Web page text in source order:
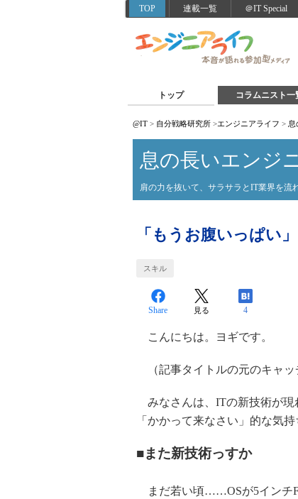
TOP 連載一覧 ＠IT Special
トップ コラムニスト一
@IT > 自分戦略研究所 >エンジニアライフ > 息
息の長いエンジ
肩の力を抜いて、サラサラとIT業界を流
「もうお腹いっぱい
スキル
Share 見る 4
こんにちは。ヨギです。
（記事タイトルの元のキャ
みなさんは、ITの新技術が現
「かかって来なさい」的な気持
■また新技術っすか
まだ若い頃……OSが5インチ